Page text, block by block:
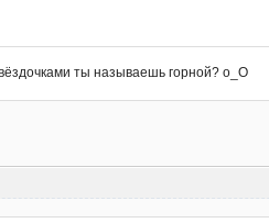
ты называешь горной? о_О